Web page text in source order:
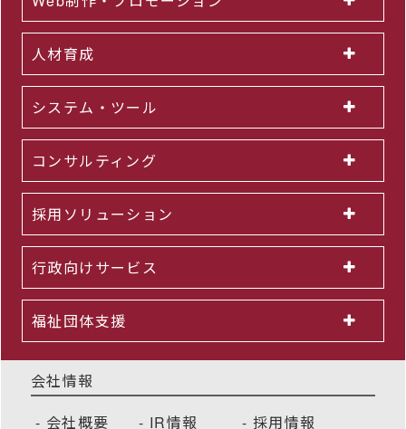
人材育成
システム・ツール
コンサルティング
採用ソリューション
行政向けサービス
福祉団体支援
会社情報
会社概要
IR情報 採用情報